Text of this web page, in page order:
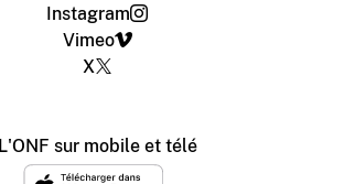
Instagram
Vimeo
X
L'ONF sur mobile et télé